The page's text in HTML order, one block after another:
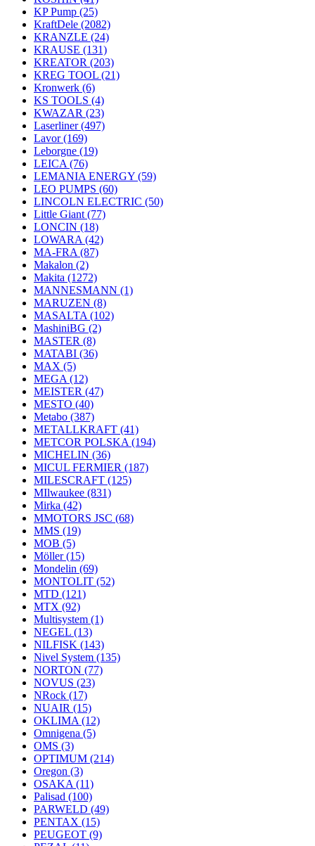
KP Pump (25)
KraftDele (2082)
KRANZLE (24)
KRAUSE (131)
KREATOR (203)
KREG TOOL (21)
Kronwerk (6)
KS TOOLS (4)
KWAZAR (23)
Laserliner(497)
Lavor(169)
Leborgne (19)
LEICA (76)
LEMANIA ENERGY (59)
LEO PUMPS (60)
LINCOLN ELECTRIC (50)
Little Giant (77)
LONCIN (18)
LOWARA (42)
MA-FRA (87)
Makalon (2)
Makita (1272)
MANNESMANN (1)
MARUZEN (8)
MASALTA (102)
MashiniBG (2)
MASTER (8)
MATABI (36)
MAX (5)
MEGA (12)
MEISTER (47)
MESTO (40)
Metabo (387)
METALLKRAFT (41)
METCOR POLSKA (194)
MICHELIN (36)
MICUL FERMIER (187)
MILESCRAFT (125)
MIlwaukee (831)
Mirka (42)
MMOTORS JSC (68)
MMS (19)
MOB (5)
Möller(15)
Mondelin (69)
MONTOLIT (52)
MTD (121)
MTX (92)
Multisystem (1)
NEGEL (13)
NILFISK (143)
Nivel System (135)
NORTON (77)
NOVUS (23)
NRock (17)
NUAIR (15)
OKLIMA (12)
Omnigena (5)
OMS (3)
OPTIMUM (214)
Oregon (3)
OSAKA (11)
Palisad (100)
PARWELD (49)
PENTAX (15)
PEUGEOT (9)